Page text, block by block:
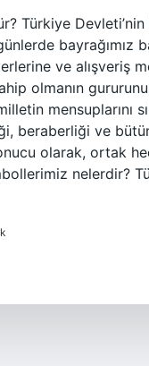
Türkiye
bayrağımız
ve alışveriş
olmanın
mensuplarını
beraberliği ve
olarak, ortak
nelerdir?